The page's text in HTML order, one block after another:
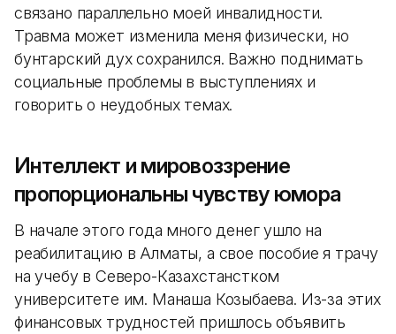
связано параллельно моей инвалидности.
Травма может изменила меня физически, но
бунтарский дух сохранился. Важно поднимать
социальные проблемы в выступлениях и
говорить о неудобных темах.
Интеллект и мировоззрение
пропорциональны чувству юмора
В начале этого года много денег ушло на
реабилитацию в Алматы, а свое пособие я трачу
на учебу в Северо-Казахстанстком
университете им. Манаша Козыбаева. Из-за этих
финансовых трудностей пришлось объявить